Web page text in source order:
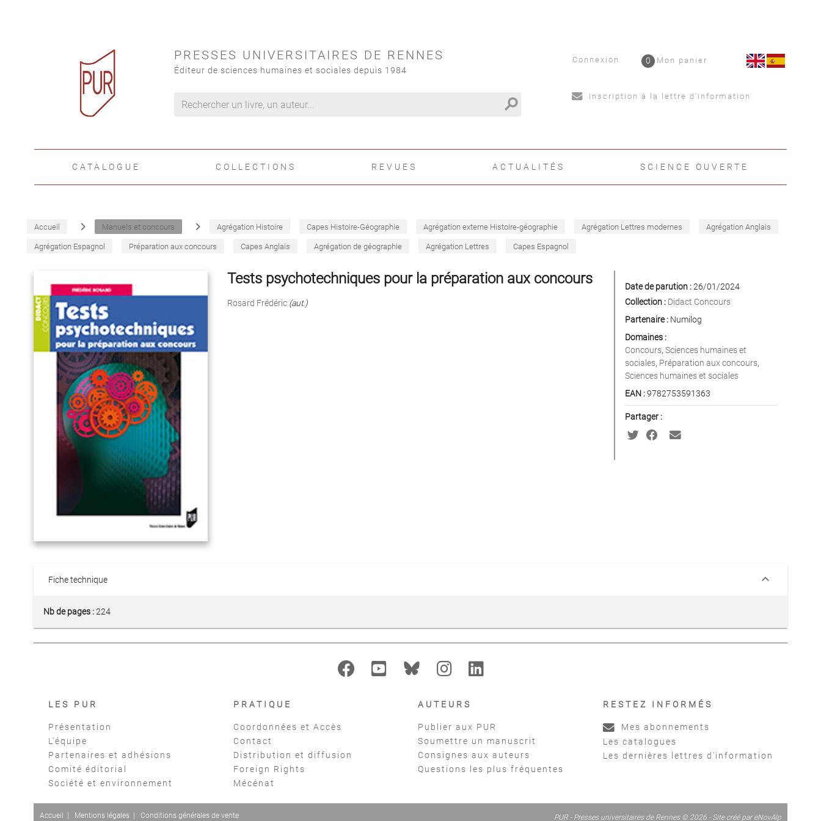
PRESSES UNIVERSITAIRES DE RENNES
Éditeur de sciences humaines et sociales depuis 1984
search
Connexion Mon panier
0
Inscription à la lettre d'information
CATALOGUE COLLECTIONS REVUES ACTUALITÉS SCIENCE OUVERTE
Accueil navigate_next Manuels et concours navigate_next Agrégation Histoire Capes Histoire-Géographie Agrégation externe Histoire-géographie Agrégation Lettres modernes Agrégation Anglais
Agrégation Espagnol Préparation aux concours Capes Anglais Agrégation de géographie Agrégation Lettres Capes Espagnol
Tests psychotechniques pour la préparation aux concours
Rosard Frédéric (aut.)
Date de parution :26/01/2024
Collection : Didact Concours
Partenaire :Numilog
Domaines :
Concours, Sciences humaines et
sociales, Préparation aux concours,
Sciences humaines et sociales
EAN :9782753591363
Partager :
Fiche technique keyboard_arrow_down
Nb de pages :224
LES PUR
Présentation
L'équipe
Partenaires et adhésions
Comité éditorial
Société et environnement
PRATIQUE
Coordonnées et Accès
Contact
Distribution et diffusion
Foreign Rights
Mécénat
AUTEURS
Publier aux PUR
Soumettre un manuscrit
Consignes aux auteurs
Questions les plus fréquentes
RESTEZ INFORMÉS
Mes abonnements
Les catalogues
Les dernières lettres d'information
Accueil Mentions légales Conditions générales de vente PUR - Presses universitaires de Rennes © 2026 - Site créé par eNovAlp